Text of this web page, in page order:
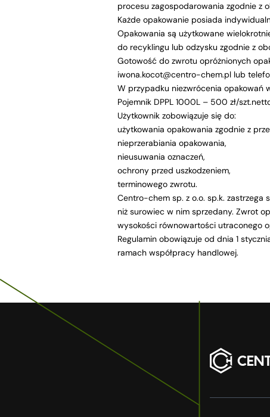
procesu zagospodarowania zgodnie z
Każde opakowanie posiada
Opakowania są użytkowane
do recyklingu lub odzysku zgodnie z
Gotowość do zwrotu opróżnionych
iwona.kocot@centro-chem.pl lub
W przypadku niezwrócenia opakowań
Pojemnik DPPL 1000L – 500 zł/
Użytkownik zobowiązuje się do:
użytkowania opakowania zgodnie z
nieprzerabiania opakowania,
nieusuwania oznaczeń,
ochrony przed uszkodzeniem,
terminowego zwrotu.
Centro-chem sp. z o.o. sp.k.
niż surowiec w nim sprzedany. Zwrot
wysokości równowartości utraconego
Regulamin obowiązuje od dnia 1
ramach współpracy handlowej.